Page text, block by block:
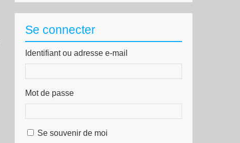
Se connecter
Identifiant ou adresse e-mail
Mot de passe
Se souvenir de moi